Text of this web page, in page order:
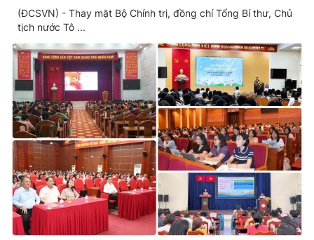
(ĐCSVN) - Thay mặt Bộ Chính trị, đồng chí Tổng Bí thư, Chủ
tịch nước Tô ...